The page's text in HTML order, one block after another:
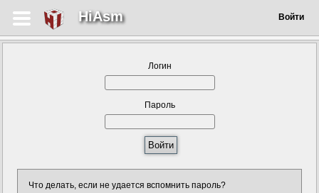
HiAsm Войти
Логин
Пароль
Что делать, если не удается вспомнить пароль?